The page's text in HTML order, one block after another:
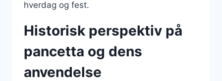
hverdag og fest.
Historisk perspektiv på
pancetta og dens
anvendelse